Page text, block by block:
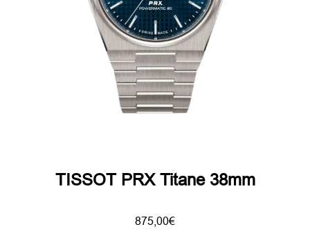
TISSOT PRX Titane 38mm
875,00€